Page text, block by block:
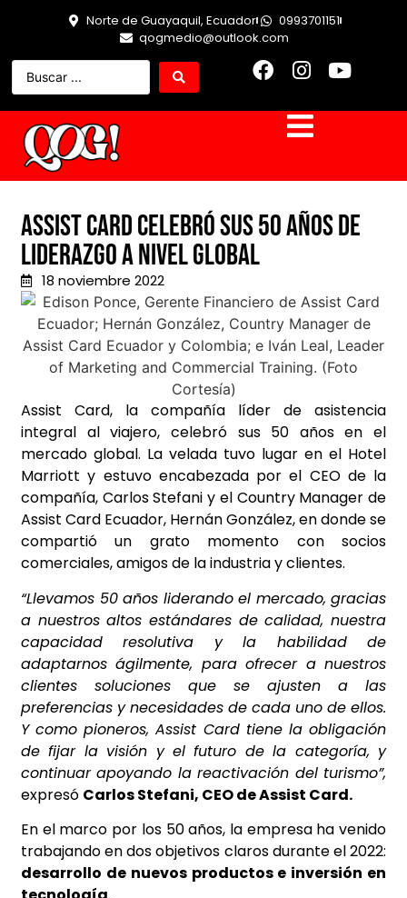
Norte de Guayaquil, Ecuador
0993701151
qogmedio@outlook.com
Assist Card celebró sus 50 años de
liderazgo a nivel global
18 noviembre 2022
Assist Card, la compañía líder de asistencia
integral al viajero, celebró sus 50 años en el
mercado global. La velada tuvo lugar en el Hotel
Marriott y estuvo encabezada por el CEO de la
compañía, Carlos Stefani y el Country Manager de
Assist Card Ecuador, Hernán González, en donde se
compartió un grato momento con socios
comerciales, amigos de la industria y clientes.
“Llevamos 50 años liderando el mercado, gracias
a nuestros altos estándares de calidad, nuestra
capacidad resolutiva y la habilidad de
adaptarnos ágilmente, para ofrecer a nuestros
clientes soluciones que se ajusten a las
preferencias y necesidades de cada uno de ellos.
Y como pioneros, Assist Card tiene la obligación
de fijar la visión y el futuro de la categoría, y
continuar apoyando la reactivación del turismo”,
expresó Carlos Stefani, CEO de Assist Card.
En el marco por los 50 años, la empresa ha venido
trabajando en dos objetivos claros durante el 2022:
desarrollo de nuevos productos e inversión en